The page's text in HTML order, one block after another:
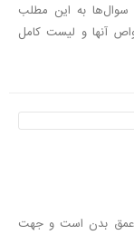
سوال‌ها به این مطلب
آنها و لیست کامل
عمق بدن است و جهت